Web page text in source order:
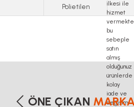
Polietilen
Bu ürüne ilk yorumu siz yapın!
noktaları öneri formunu
ÖNE ÇIKAN